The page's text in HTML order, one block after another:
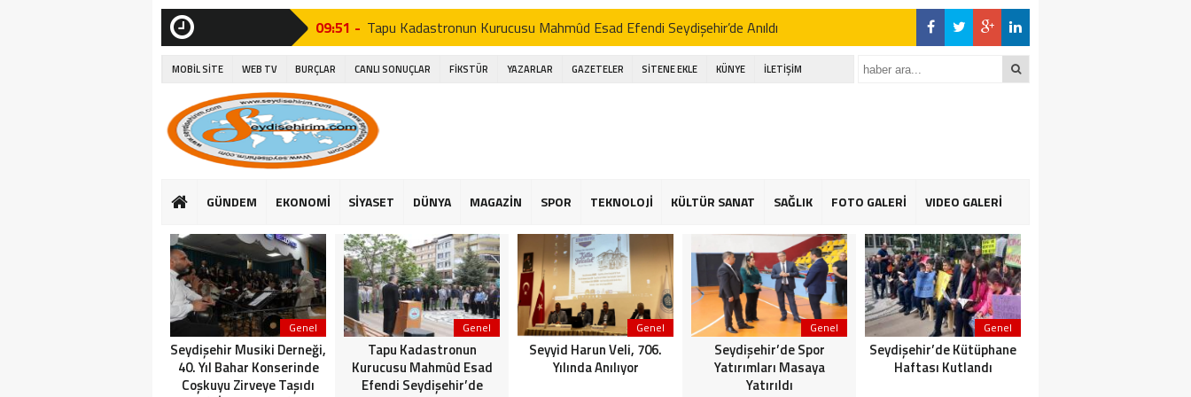
09:51 - Tapu Kadastronun Kurucusu Mahmûd Esad Efendi Seydişehir’de Anıldı
15:06 - Seyyid Harun Veli, 706. Yılında Anılıyor
15:27 -
14:26 - Seydişehir Belediye Başkanı Hasan Ustaoğlu, Gazetecilerle Buluştu
10:37 -
15:16 - Suğla gölünde Bereketli Balık sezonu: Avcılar da Kooperatif de Memnun
16:25 - Başkan Ustaoğlu gazetecilerle aynı sofrada buluştu
14:23 - Suğla Kapalı Havzası Bereketiyle Çiftçinin Yüzünü Güldürüyor
MOBİL SİTE WEB TV BURÇLAR CANLI SONUÇLAR FİKSTÜR YAZARLAR GAZETELER SİTENE EKLE KÜNYE İLETİŞİM
GÜNDEM EKONOMİ SİYASET DÜNYA MAGAZİN SPOR TEKNOLOJİ KÜLTÜR SANAT SAĞLIK FOTO GALERİ VIDEO GALERİ
Genel
Seydişehir Musiki Derneği,
40. Yıl Bahar Konserinde
Coşkuyu Zirveye Taşıdı
Genel
Tapu Kadastronun
Kurucusu Mahmûd Esad
Efendi Seydişehir’de
Genel
Seyyid Harun Veli, 706.
Yılında Anılıyor
Genel
Seydişehir’de Spor
Yatırımları Masaya
Yatırıldı
Genel
Seydişehir’de Kütüphane
Haftası Kutlandı